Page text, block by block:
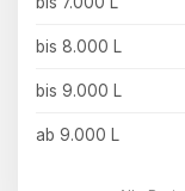
bis 8.000 L
bis 9.000 L
ab 9.000 L